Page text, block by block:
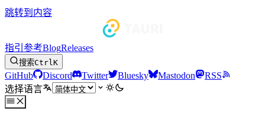
跳转到内容
指引 参考BlogReleases
搜索CtrlK
GitHub Discord Twitter Bluesky Mastodon
RSS
选择语言